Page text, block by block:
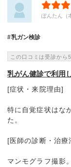
ぽんたん（
乳ガン検診
この口コミは受診から
乳がん健診で利用
[症状・来院理由]
特に自覚症状はな
た。
[医師の診断・治療
マンモグラフ撮影